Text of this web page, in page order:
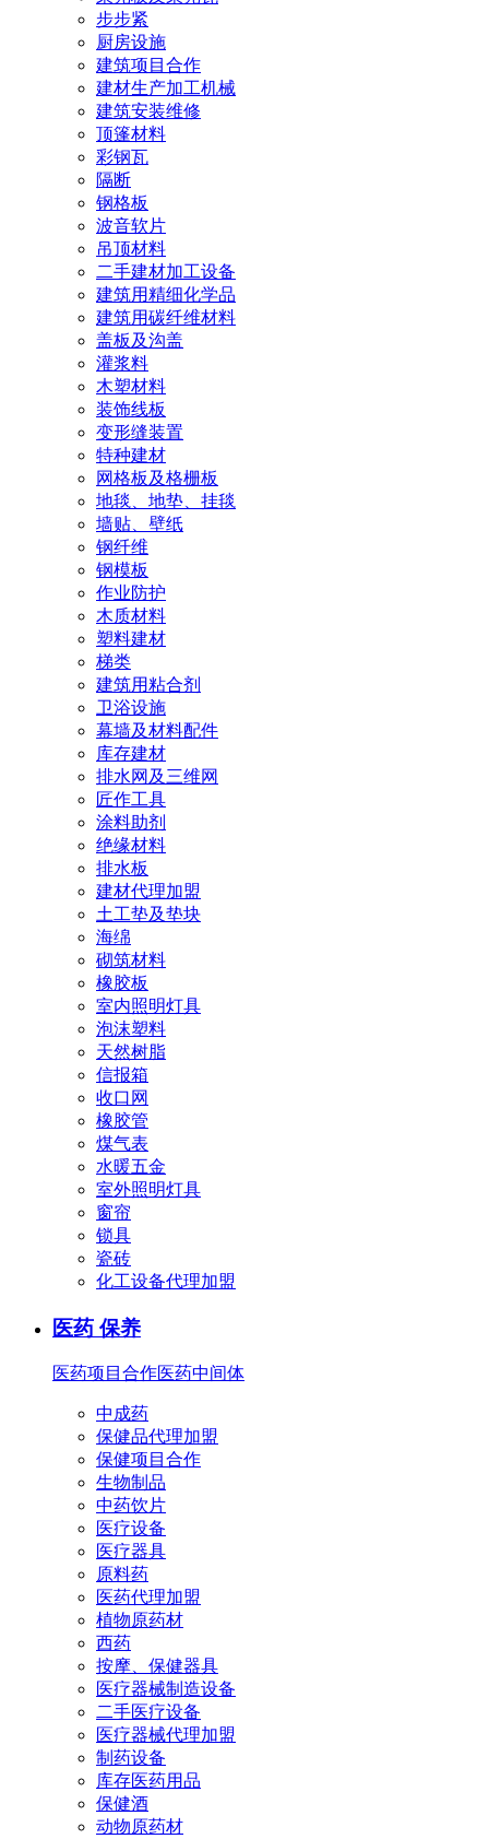
步步紧
厨房设施
建筑项目合作
建材生产加工机械
建筑安装维修
顶篷材料
彩钢瓦
隔断
钢格板
波音软片
吊顶材料
二手建材加工设备
建筑用精细化学品
建筑用碳纤维材料
盖板及沟盖
灌浆料
木塑材料
装饰线板
变形缝装置
特种建材
网格板及格栅板
地毯、地垫、挂毯
墙贴、壁纸
钢纤维
钢模板
作业防护
木质材料
塑料建材
梯类
建筑用粘合剂
卫浴设施
幕墙及材料配件
库存建材
排水网及三维网
匠作工具
涂料助剂
绝缘材料
排水板
建材代理加盟
土工垫及垫块
海绵
砌筑材料
橡胶板
室内照明灯具
泡沫塑料
天然树脂
信报箱
收口网
橡胶管
煤气表
水暖五金
室外照明灯具
窗帘
锁具
瓷砖
化工设备代理加盟
医药 保养
医药项目合作医药中间体
中成药
保健品代理加盟
保健项目合作
生物制品
中药饮片
医疗设备
医疗器具
原料药
医药代理加盟
植物原药材
西药
按摩、保健器具
医疗器械制造设备
二手医疗设备
医疗器械代理加盟
制药设备
库存医药用品
保健酒
动物原药材